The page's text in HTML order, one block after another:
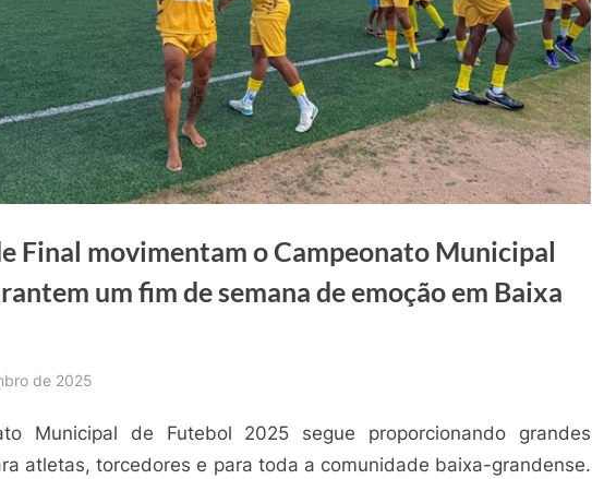
Final movimentam o Campeonato Municipal
um fim de semana de emoção em Baixa
de 2025
Catureba
Municipal de Futebol 2025 segue proporcionando grandes
atletas, torcedores e para toda a comunidade baixa-grandense.